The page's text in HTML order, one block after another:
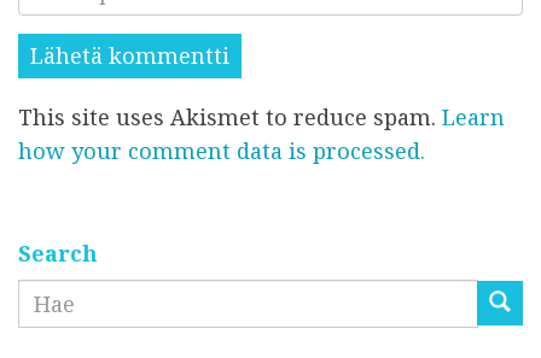
i
*
e
i
*
ä
h
k
ö
p
t
i
o
This site uses Akismet to reduce spam. Learn
how your comment data is processed.
Search
Etsi